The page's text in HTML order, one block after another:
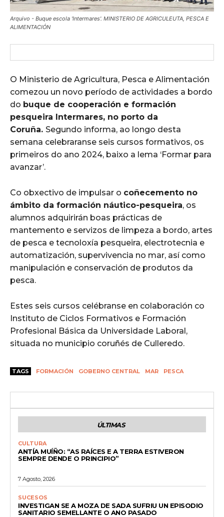
Arquivo - Buque escola 'Intermares'. MINISTERIO DE AGRICULEUTA, PESCA E
ALIMENTACIÓN
O Ministerio de Agricultura, Pesca e Alimentación
comezou un novo período de actividades a bordo
do buque de cooperación e formación
pesqueira Intermares, no porto da
Coruña. Segundo informa, ao longo desta
semana celebraranse seis cursos formativos, os
primeiros do ano 2024, baixo a lema ‘Formar para
avanzar’.
Co obxectivo de impulsar o coñecemento no
ámbito da formación náutico-pesqueira, os
alumnos adquirirán boas prácticas de
mantemento e servizos de limpeza a bordo, artes
de pesca e tecnoloxía pesqueira, electrotecnia e
automatización, supervivencia no mar, así como
manipulación e conservación de produtos da
pesca.
Estes seis cursos celébranse en colaboración co
Instituto de Ciclos Formativos e Formación
Profesional Básica da Universidade Laboral,
situada no municipio coruñés de Culleredo.
TAGS FORMACIÓN GOBERNO CENTRAL MAR PESCA
ÚLTIMAS
CULTURA
ANTÍA MUÍÑO: “AS RAÍCES E A TERRA ESTIVERON
SEMPRE DENDE O PRINCIPIO”
7 Agosto, 2026
SUCESOS
INVESTIGAN SE A MOZA DE SADA SUFRIU UN EPISODIO
SANITARIO SEMELLANTE O ANO PASADO